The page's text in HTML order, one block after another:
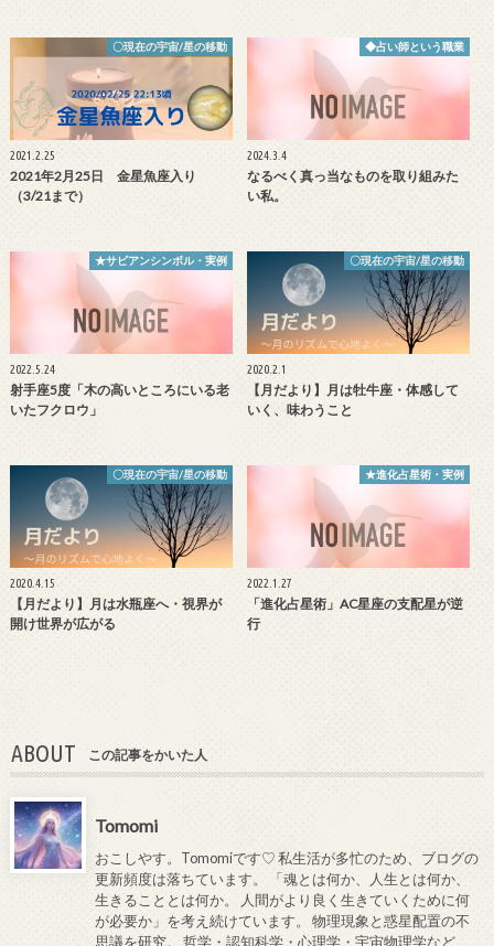
〇現在の宇宙/星の移動
2021.2.25
2021年2月25日 金星魚座入り
（3/21まで）
◆占い師という職業
2024.3.4
なるべく真っ当なものを取り組みた
い私。
★サビアンシンボル・実例
2022.5.24
射手座5度「木の高いところにいる老
いたフクロウ」
〇現在の宇宙/星の移動
2020.2.1
【月だより】月は牡牛座・体感して
いく、味わうこと
〇現在の宇宙/星の移動
2020.4.15
【月だより】月は水瓶座へ・視界が
開け世界が広がる
★進化占星術・実例
2022.1.27
「進化占星術」AC星座の支配星が逆
行
ABOUT この記事をかいた人
Tomomi
おこしやす。Tomomiです♡ 私生活が多忙のため、ブログの
更新頻度は落ちています。 「魂とは何か、人生とは何か、
生きることとは何か。 人間がより良く生きていくために何
が必要か」を考え続けています。 物理現象と惑星配置の不
思議を研究。 哲学・認知科学・心理学・宇宙物理学など、